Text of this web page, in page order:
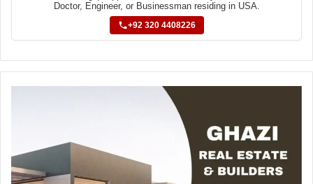
Doctor, Engineer, or Businessman residing in USA.
+92 320 4408226